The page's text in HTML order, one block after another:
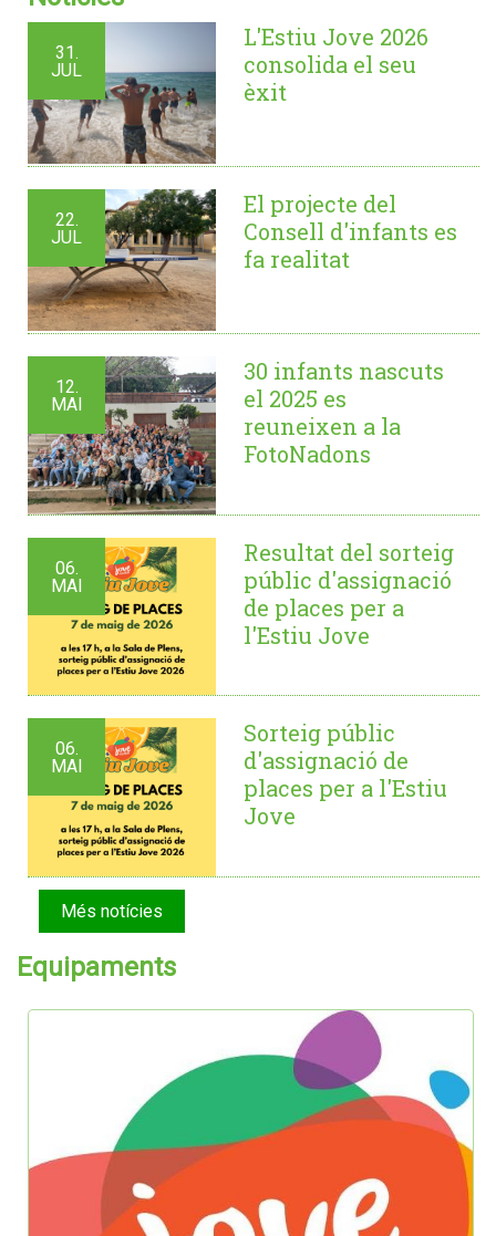
31.
JUL
L'Estiu Jove 2026
consolida el seu
èxit
22.
JUL
El projecte del
Consell d'infants es
fa realitat
12.
MAI
30 infants nascuts
el 2025 es
reuneixen a la
FotoNadons
06.
MAI
Resultat del sorteig
públic d'assignació
de places per a
l'Estiu Jove
06.
MAI
Sorteig públic
d'assignació de
places per a l'Estiu
Jove
Més notícies
Equipaments